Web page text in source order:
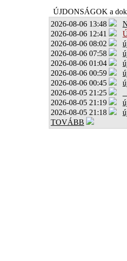
ÚJDONSÁGOK a
2026-08-06 13:48
2026-08-06 12:41
2026-08-06 08:02
2026-08-06 07:58
2026-08-06 01:04
2026-08-06 00:59
2026-08-06 00:45
2026-08-05 21:25
2026-08-05 21:19
2026-08-05 21:18
TOVÁBB